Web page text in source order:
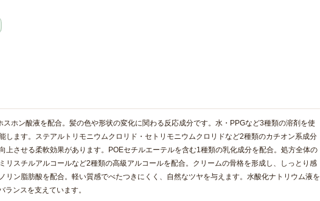
ホン酸液を配合。髪の色や形状の変化に関わる反応成分です。水・PPGなど3種類の溶剤を使
します。ステアルトリモニウムクロリド・セトリモニウムクロリドなど2種類のカチオン系成分
上させる柔軟効果があります。POEセチルエーテルを含む1種類の乳化成分を配合。処方全体の
リスチルアルコールなど2種類の高級アルコールを配合。クリームの骨格を形成し、しっとり感
リン脂肪酸を配合。軽い質感でべたつきにくく、自然なツヤを与えます。水酸化ナトリウム液を
ンスを支えています。